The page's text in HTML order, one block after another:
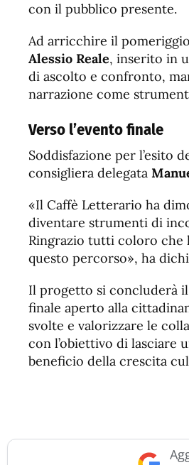
con il pubblico presente.
Ad arricchire il
Alessio Reale, inserito in
di ascolto e confronto,
narrazione come
Verso l’evento finale
Soddisfazione per l’esito
consigliera delegata
«Il Caffè Letterario ha
diventare strumenti di
Ringrazio tutti coloro
questo percorso», ha
Il progetto si concluderà
finale aperto alla
svolte e valorizzare le
con l’obiettivo di lasciare
beneficio della crescita